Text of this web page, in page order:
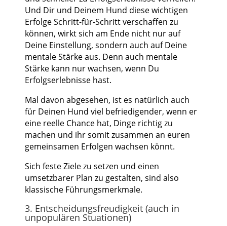
Und Dir und Deinem Hund diese wichtigen
Erfolge Schritt-für-Schritt verschaffen zu
können, wirkt sich am Ende nicht nur auf
Deine Einstellung, sondern auch auf Deine
mentale Stärke aus. Denn auch mentale
Stärke kann nur wachsen, wenn Du
Erfolgserlebnisse hast.
Mal davon abgesehen, ist es natürlich auch
für Deinen Hund viel befriedigender, wenn er
eine reelle Chance hat, Dinge richtig zu
machen und ihr somit zusammen an euren
gemeinsamen Erfolgen wachsen könnt.
Sich feste Ziele zu setzen und einen
umsetzbarer Plan zu gestalten, sind also
klassische Führungsmerkmale.
3. Entscheidungsfreudigkeit (auch in
unpopulären Stuationen)